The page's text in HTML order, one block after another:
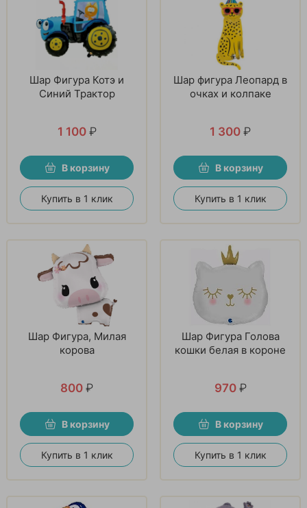
Шар Фигура Котэ и
Синий Трактор
1 100 ₽
В корзину
Купить в 1 клик
Шар фигура Леопард в
очках и колпаке
1 300 ₽
В корзину
Купить в 1 клик
Шар Фигура, Милая
корова
800 ₽
В корзину
Купить в 1 клик
Шар Фигура Голова
кошки белая в короне
970 ₽
В корзину
Купить в 1 клик